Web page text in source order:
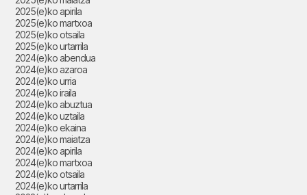
2025(e)ko apirila
2025(e)ko martxoa
2025(e)ko otsaila
2025(e)ko urtarrila
2024(e)ko abendua
2024(e)ko azaroa
2024(e)ko urria
2024(e)ko iraila
2024(e)ko abuztua
2024(e)ko uztaila
2024(e)ko ekaina
2024(e)ko maiatza
2024(e)ko apirila
2024(e)ko martxoa
2024(e)ko otsaila
2024(e)ko urtarrila